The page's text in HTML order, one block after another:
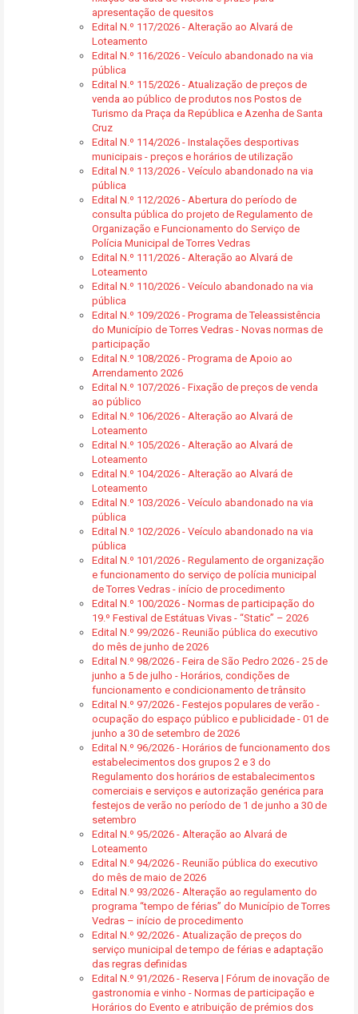
apresentação de quesitos
Edital N.º 117/2026 - Alteração ao Alvará de
Loteamento
Edital N.º 116/2026 - Veículo abandonado na via
pública
Edital N.º 115/2026 - Atualização de preços de
venda ao público de produtos nos Postos de
Turismo da Praça da República e Azenha de Santa
Cruz
Edital N.º 114/2026 - Instalações desportivas
municipais - preços e horários de utilização
Edital N.º 113/2026 - Veículo abandonado na via
pública
Edital N.º 112/2026 - Abertura do período de
consulta pública do projeto de Regulamento de
Organização e Funcionamento do Serviço de
Polícia Municipal de Torres Vedras
Edital N.º 111/2026 - Alteração ao Alvará de
Loteamento
Edital N.º 110/2026 - Veículo abandonado na via
pública
Edital N.º 109/2026 - Programa de Teleassistência
do Município de Torres Vedras - Novas normas de
participação
Edital N.º 108/2026 - Programa de Apoio ao
Arrendamento 2026
Edital N.º 107/2026 - Fixação de preços de venda
ao público
Edital N.º 106/2026 - Alteração ao Alvará de
Loteamento
Edital N.º 105/2026 - Alteração ao Alvará de
Loteamento
Edital N.º 104/2026 - Alteração ao Alvará de
Loteamento
Edital N.º 103/2026 - Veículo abandonado na via
pública
Edital N.º 102/2026 - Veículo abandonado na via
pública
Edital N.º 101/2026 - Regulamento de organização
e funcionamento do serviço de polícia municipal
de Torres Vedras - início de procedimento
Edital N.º 100/2026 - Normas de participação do
19.º Festival de Estátuas Vivas - “Static” – 2026
Edital N.º 99/2026 - Reunião pública do executivo
do mês de junho de 2026
Edital N.º 98/2026 - Feira de São Pedro 2026 - 25 de
junho a 5 de julho - Horários, condições de
funcionamento e condicionamento de trânsito
Edital N.º 97/2026 - Festejos populares de verão -
ocupação do espaço público e publicidade - 01 de
junho a 30 de setembro de 2026
Edital N.º 96/2026 - Horários de funcionamento dos
estabelecimentos dos grupos 2 e 3 do
Regulamento dos horários de estabalecimentos
comerciais e serviços e autorização genérica para
festejos de verão no período de 1 de junho a 30 de
setembro
Edital N.º 95/2026 - Alteração ao Alvará de
Loteamento
Edital N.º 94/2026 - Reunião pública do executivo
do mês de maio de 2026
Edital N.º 93/2026 - Alteração ao regulamento do
programa “tempo de férias” do Município de Torres
Vedras – início de procedimento
Edital N.º 92/2026 - Atualização de preços do
serviço municipal de tempo de férias e adaptação
das regras definidas
Edital N.º 91/2026 - Reserva | Fórum de inovação de
gastronomia e vinho - Normas de participação e
Horários do Evento e atribuição de prémios dos